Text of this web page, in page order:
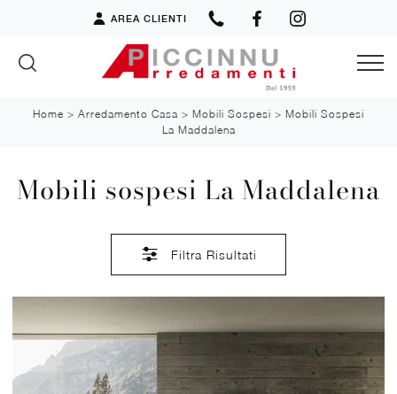
AREA CLIENTI
Home > Arredamento Casa > Mobili Sospesi > Mobili Sospesi
La Maddalena
Mobili sospesi La Maddalena
Filtra Risultati